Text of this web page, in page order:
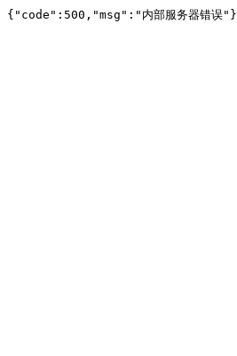
{"code":500,"msg":"内部服务器错误"}